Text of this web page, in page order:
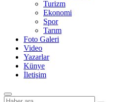
Turizm
Ekonomi
Spor
Tarım
Foto Galeri
Video
Yazarlar
Künye
İletişim